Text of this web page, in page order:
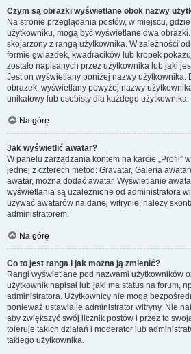
Czym są obrazki wyświetlane obok nazwy
Na stronie przeglądania postów, w miejscu,
użytkowniku, mogą być wyświetlane dwa
skojarzony z rangą użytkownika. W zależności
formie gwiazdek, kwadracików lub kropek
zostało napisanych przez użytkownika lub jaki
Jest on wyświetlany poniżej nazwy użytkownika.
obrazek, wyświetlany powyżej nazwy
unikatowy lub osobisty dla każdego użytkownika.
Na górę
Jak wyświetlić awatar?
W panelu zarządzania kontem na karcie „Profil”
jednej z czterech metod: Gravatar, Galeria
awatar, można dodać awatar. Wyświetlanie
wyświetlania są uzależnione od administratora
używać awatarów na danej witrynie, należy
administratorem.
Na górę
Co to jest ranga i jak można ją zmienić?
Rangi wyświetlane pod nazwami użytkowników
użytkownik napisał lub jaki ma status na forum,
administratora. Użytkownicy nie mogą
ponieważ ustawia je administrator witryny. Nie
aby zwiększyć swój licznik postów i przez to
toleruje takich działań i moderator lub
takiego użytkownika.